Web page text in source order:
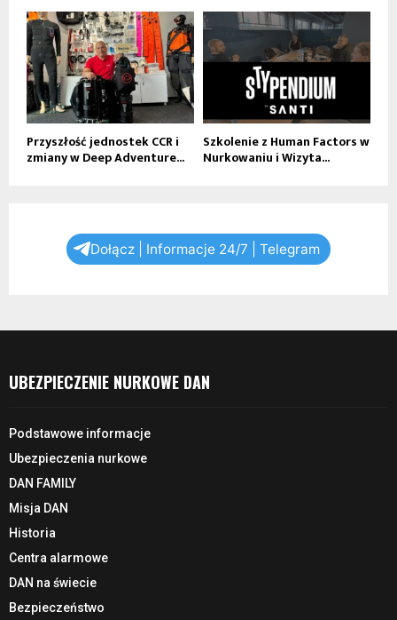
Przyszłość jednostek CCR i
zmiany w Deep Adventure...
Szkolenie z Human Factors w
Nurkowaniu i Wizyta...
Dołącz | Informacje 24/7 | Telegram
UBEZPIECZENIE NURKOWE DAN
Podstawowe informacje
Ubezpieczenia nurkowe
DAN FAMILY
Misja DAN
Historia
Centra alarmowe
DAN na świecie
Bezpieczeństwo